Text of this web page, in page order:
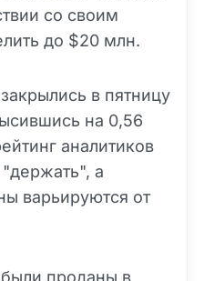
со своим
до $20 млн.
в пятницу
на 0,56
аналитиков
а
варьируются от
проданы в